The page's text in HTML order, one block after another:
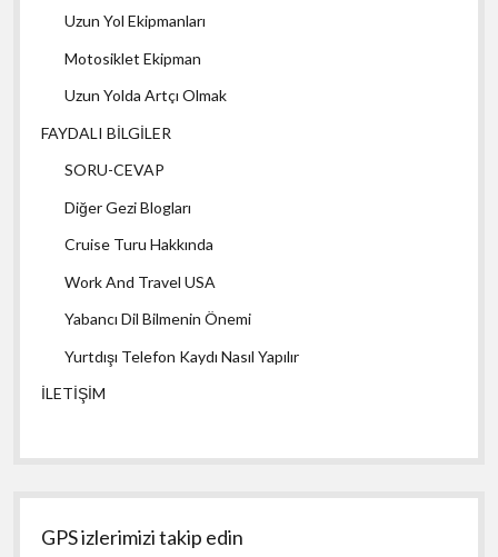
Uzun Yol Ekipmanları
Motosiklet Ekipman
Uzun Yolda Artçı Olmak
FAYDALI BİLGİLER
SORU-CEVAP
Diğer Gezi Blogları
Cruise Turu Hakkında
Work And Travel USA
Yabancı Dil Bilmenin Önemi
Yurtdışı Telefon Kaydı Nasıl Yapılır
İLETİŞİM
GPS izlerimizi takip edin